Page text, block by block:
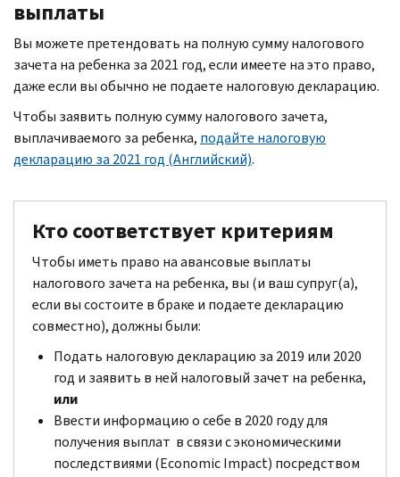
выплаты
Вы можете претендовать на полную сумму налогового
зачета на ребенка за 2021 год, если имеете на это право,
даже если вы обычно не подаете налоговую декларацию.
Чтобы заявить полную сумму налогового зачета,
выплачиваемого за ребенка, подайте налоговую
декларацию за 2021 год (Английский).
Кто соответствует критериям
Чтобы иметь право на авансовые выплаты
налогового зачета на ребенка, вы (и ваш супруг(а),
если вы состоите в браке и подаете декларацию
совместно), должны были:
Подать налоговую декларацию за 2019 или 2020
год и заявить в ней налоговый зачет на ребенка,
или
Ввести информацию о себе в 2020 году для
получения выплат в связи с экономическими
последствиями (Economic Impact) посредством